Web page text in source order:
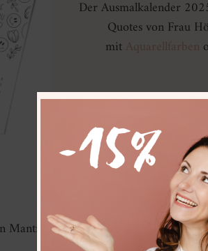
Der Ausmalkalender
Quotes von Frau
mitAquarellfarben
Mantras auf Deutsch und Englisch: